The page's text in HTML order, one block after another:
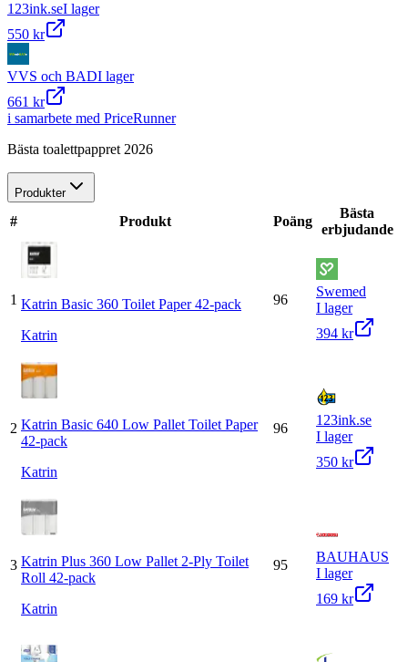
123ink.seI lager
550 kr
VVS och BADI lager
661 kr
i samarbete med PriceRunner
Bästa toalettpappret 2026
Produkter
# Produkt Poäng
Bästa
erbjudande
1 Katrin Basic 360 Toilet Paper 42-pack
Katrin
96
Swemed
I lager
394 kr
2 Katrin Basic 640 Low Pallet Toilet Paper
42-pack
Katrin
96
123ink.se
I lager
350 kr
3 Katrin Plus 360 Low Pallet 2-Ply Toilet
Roll 42-pack
Katrin
95
BAUHAUS
I lager
169 kr